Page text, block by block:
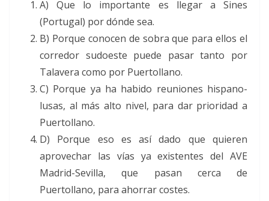
A) Que lo importante es llegar a Sines
(Portugal) por dónde sea.
B) Porque conocen de sobra que para ellos el
corredor sudoeste puede pasar tanto por
Talavera como por Puertollano.
C) Porque ya ha habido reuniones hispano-
lusas, al más alto nivel, para dar prioridad a
Puertollano.
D) Porque eso es así dado que quieren
aprovechar las vías ya existentes del AVE
Madrid-Sevilla, que pasan cerca de
Puertollano, para ahorrar costes.